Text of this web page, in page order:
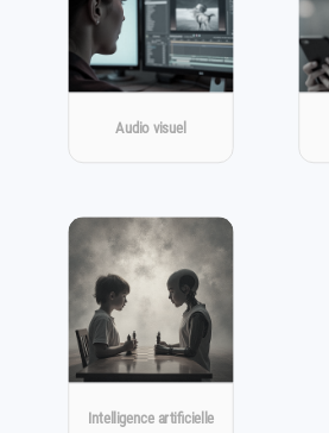
Audio visuel
Intelligence artificielle